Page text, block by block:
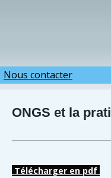
Nous contacter
ONGS et la
Télécharger en pdf